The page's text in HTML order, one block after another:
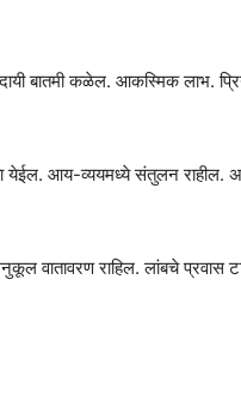
बातमी कळेल. आकस्मिक लाभ.
येईल. आय-व्ययमध्ये संतुलन राहील.
वातावरण राहिल. लांबचे प्रवास